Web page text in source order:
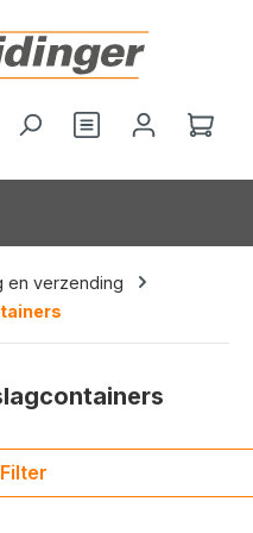
Je hebt 0 items
en verzending
Filter